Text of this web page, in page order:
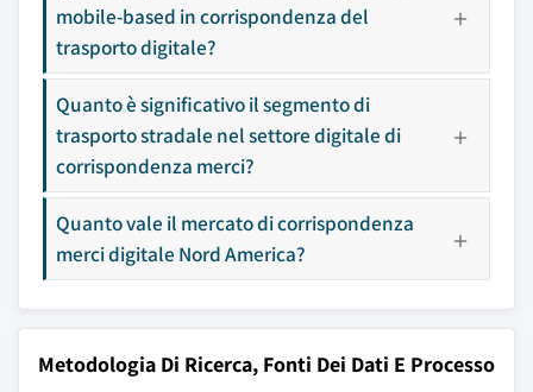
mobile-based in corrispondenza del
trasporto digitale?
Quanto è significativo il segmento di
trasporto stradale nel settore digitale di
corrispondenza merci?
Quanto vale il mercato di corrispondenza
merci digitale Nord America?
Metodologia Di Ricerca, Fonti Dei Dati E Processo